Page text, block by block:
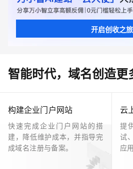
开启创收之旅
智能时代，域名创造更
构建企业门户网站
快速完成企业门户网站的搭
建，降低维护成本，并指导完
成域名注册与备案。
云
提
试
应